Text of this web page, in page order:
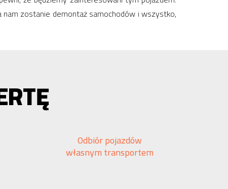
zostanie demontaż samochodów i wszystko,
Odbiór pojazdów
własnym transportem